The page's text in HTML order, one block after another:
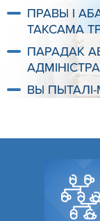
ПРАВЫ І
ТАКСАМА
ПАРАДАК
ВЫ